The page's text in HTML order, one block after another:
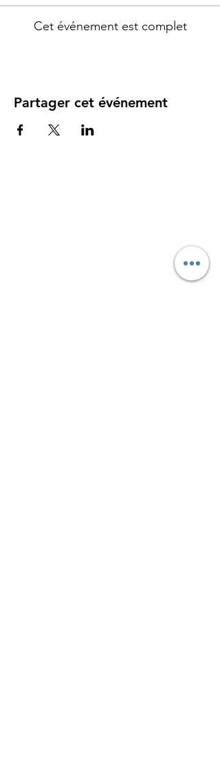
Cet événement est complet
Partager cet événement